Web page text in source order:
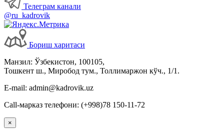
Телеграм канали
@ru_kadrovik
Бориш харитаси
Манзил: Ўзбекистон, 100105,
Тошкент ш., Миробод тум., Толлимаржон кўч., 1/1.
E-mail: admin@kadrovik.uz
Call-марказ телефони: (+998)78 150-11-72
×